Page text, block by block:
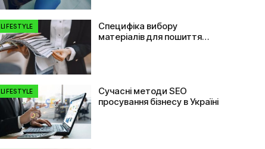
LIFESTYLE
Специфіка вибору
матеріалів для пошиття
LIFESTYLE
Сучасні методи SEO
просування бізнесу в Україні